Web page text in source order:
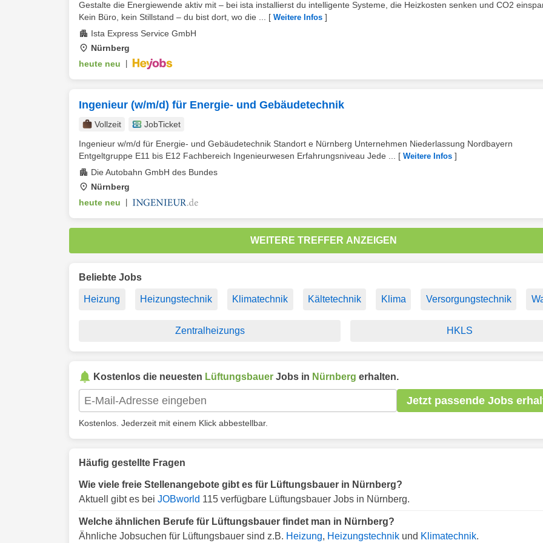
Gestalte die Energiewende aktiv mit – bei ista installierst du intelligente Systeme, die Heizkosten senken und CO2
Kein Büro, kein Stillstand – du bist dort, wo die ...
[ Weitere Infos ]
Ista Express Service GmbH
Nürnberg
heute neu
Ingenieur (w/m/d) für Energie- und Gebäudetechnik
Vollzeit
JobTicket
Ingenieur w/m/d für Energie- und Gebäudetechnik Standort e Nürnberg Unternehmen Niederlassung Nordbayern
Entgeltgruppe E11 bis E12 Fachbereich Ingenieurwesen Erfahrungsniveau Jede ...
[ Weitere Infos ]
Die Autobahn GmbH des Bundes
Nürnberg
heute neu
WEITERE TREFFER ANZEIGEN
Beliebte Jobs
Heizung Heizungstechnik Klimatechnik Kältetechnik Klima Versorgungstechnik
Zentralheizungs HKLS
Kostenlos die neuesten Lüftungsbauer Jobs in Nürnberg erhalten.
Jetzt passende Jobs
Kostenlos. Jederzeit mit einem Klick abbestellbar.
Häufig gestellte Fragen
Wie viele freie Stellenangebote gibt es für Lüftungsbauer in Nürnberg?
Aktuell gibt es bei JOBworld 115 verfügbare Lüftungsbauer Jobs in Nürnberg.
Welche ähnlichen Berufe für Lüftungsbauer findet man in Nürnberg?
Ähnliche Jobsuchen für Lüftungsbauer sind z.B. Heizung, Heizungstechnik und Klimatechnik.